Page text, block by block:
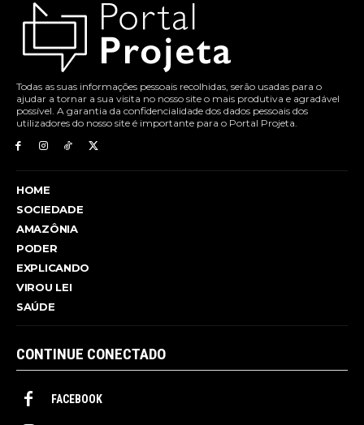
Todas as suas informações pessoais recolhidas, serão usadas para o
ajudar a tornar a sua visita no nosso site o mais produtiva e agradável
possível. A garantia da confidencialidade dos dados pessoais dos
utilizadores do nosso site é importante para o Portal Projeta.
HOME
SOCIEDADE
AMAZÔNIA
PODER
EXPLICANDO
VIROU LEI
SAÚDE
CONTINUE CONECTADO
FACEBOOK